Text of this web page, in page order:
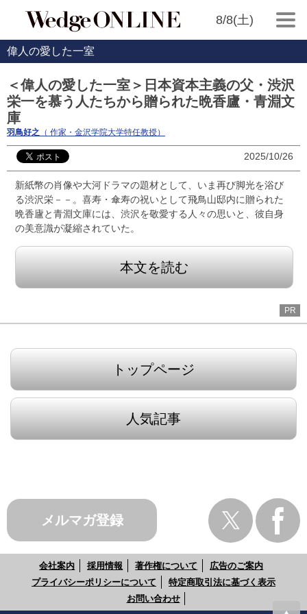
8/8(土)
偉人の愛した一室
＜偉人の愛した一室＞日本資本主義の父・渋沢
栄一を慕う人たちから贈られた晩香廬・青淵文
庫
羽鳥好之 （ 作家・金沢学院大学特任教授）
2025/10/26
新紙幣の肖像や大河ドラマの題材として、いま再び脚光を浴び
る渋沢栄－－。喜寿・傘寿の祝いとして飛鳥山邸内に贈られた
晩香廬と青淵文庫には、渋沢を敬愛する人々の思いと、彼自身
の美意識が凝縮されていた。
本文を読む
PR
トップページ
人気記事
メルマガ登録
会社案内 採用情報 著作権について
広告のご案内
プライバシーポリシーについて
特定商取引法に基づく表示
お問い合わせ